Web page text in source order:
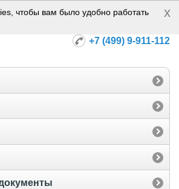
Норма-112
+7 (499) 9-911-112
чтобы вам было удобно работать
x